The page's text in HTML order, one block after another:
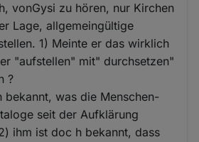
vonGysi zu hören, nur Kirchen
Lage, allgemeingültige
1) Meinte er das wirklich
"aufstellen" mit" durchsetzen"
?
bekannt, was die Menschen-
seit der Aufklärung
ihm ist doc h bekannt, dass